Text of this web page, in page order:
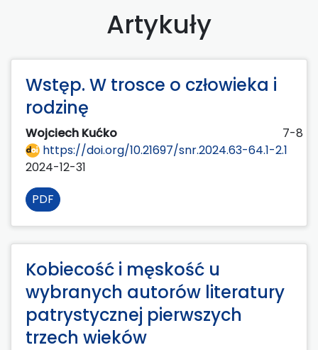
Artykuły
Wstęp. W trosce o człowieka i
rodzinę
Wojciech Kućko
7-8
https://doi.org/10.21697/snr.2024.63-64.1-2.1
2024-12-31
PDF
Kobiecość i męskość u
wybranych autorów literatury
patrystycznej pierwszych
trzech wieków